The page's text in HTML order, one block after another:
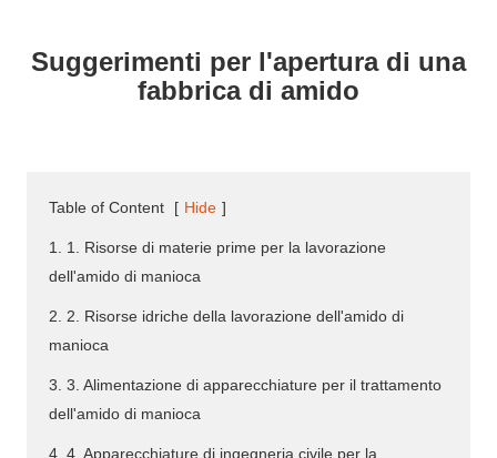
Suggerimenti per l'apertura di una
fabbrica di amido
Table of Content [ Hide ]
1. 1. Risorse di materie prime per la lavorazione
dell'amido di manioca
2. 2. Risorse idriche della lavorazione dell'amido di
manioca
3. 3. Alimentazione di apparecchiature per il trattamento
dell'amido di manioca
4. 4. Apparecchiature di ingegneria civile per la